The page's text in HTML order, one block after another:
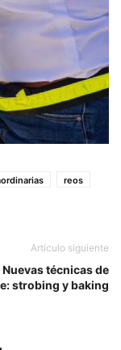
reos
Artículo siguiente
Nuevas técnicas de
strobing y baking